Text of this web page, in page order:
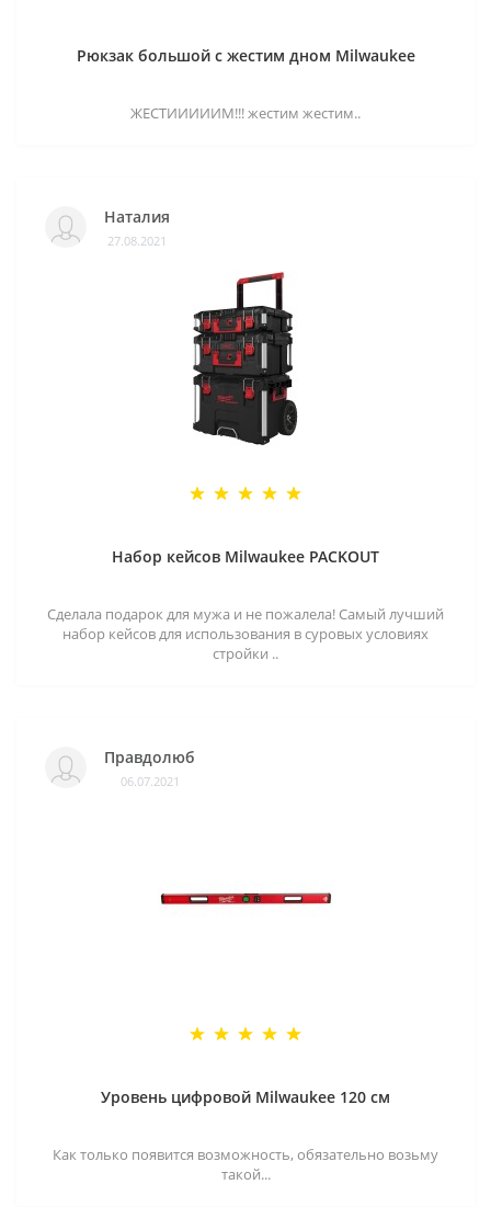
Рюкзак большой с жестим дном Milwaukee
ЖЕСТИИИИИМ!!! жестим жестим..
Наталия
27.08.2021
Набор кейсов Milwaukee PACKOUT
Сделала подарок для мужа и не пожалела! Самый лучший
набор кейсов для использования в суровых условиях
стройки ..
Правдолюб
06.07.2021
Уровень цифровой Milwaukee 120 см
Как только появится возможность, обязательно возьму
такой...